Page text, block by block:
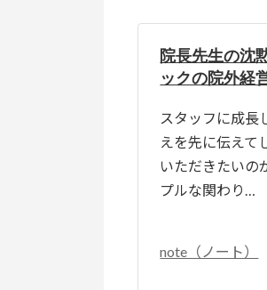
院長先生の沈
ックの院外
スタッフに成長
えを先に伝えて
いただきたいの
プルな関わり…
note（ノート）